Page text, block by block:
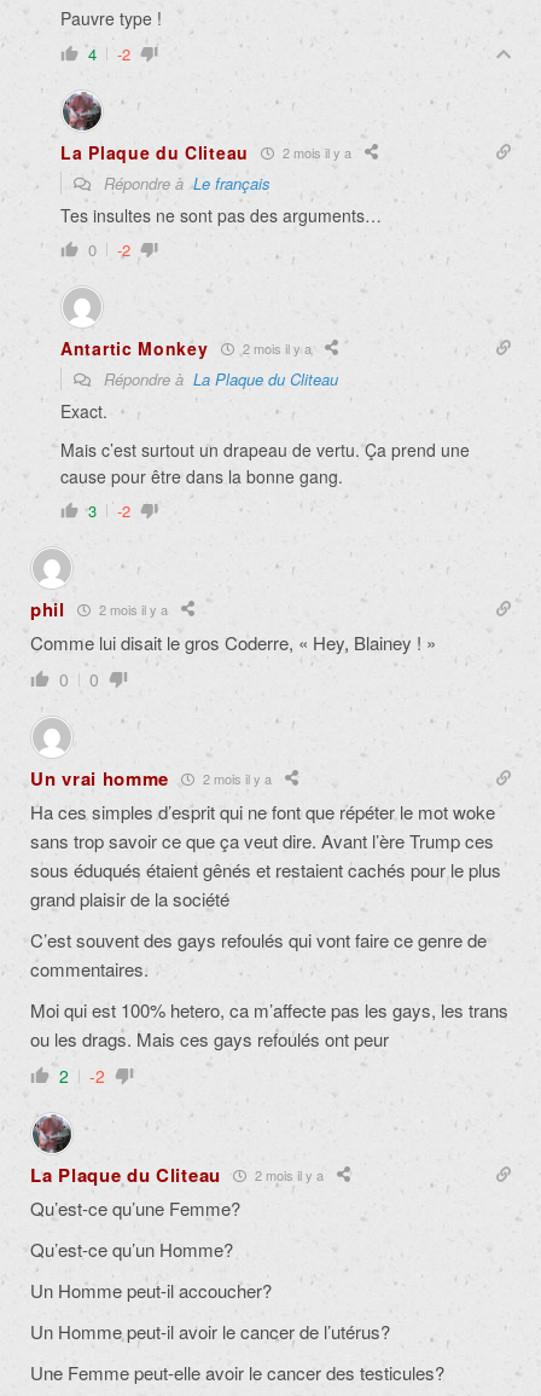
Pauvre type !
4 -2
La Plaque du Cliteau 2 mois il y a
Répondre àLe français
Tes insultes ne sont pas des arguments…
0 -2
Antartic Monkey 2 mois il y a
Répondre à La Plaque du Cliteau
Exact.
Mais c’est surtout un drapeau de vertu. Ça prend une
cause pour être dans la bonne gang.
3 -2
phil 2 mois il y a
Comme lui disait le gros Coderre, « Hey, Blainey ! »
0 0
Un vrai homme 2 mois il y a
Ha ces simples d’esprit qui ne font que répéter le mot woke
sans trop savoir ce que ça veut dire. Avant l’ère Trump ces
sous éduqués étaient gênés et restaient cachés pour le plus
grand plaisir de la société
C’est souvent des gays refoulés qui vont faire ce genre de
commentaires.
Moi qui est 100% hetero, ca m’affecte pas les gays, les trans
ou les drags. Mais ces gays refoulés ont peur
2 -2
La Plaque du Cliteau 2 mois il y a
Qu’est-ce qu’une Femme?
Qu’est-ce qu’un Homme?
Un Homme peut-il accoucher?
Un Homme peut-il avoir le cancer de l’utérus?
Une Femme peut-elle avoir le cancer des testicules?